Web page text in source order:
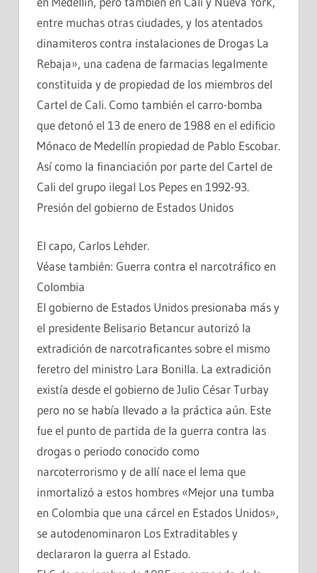
entre muchas otras ciudades, y los atentados
dinamiteros contra instalaciones de Drogas La
Rebaja», una cadena de farmacias legalmente
constituida y de propiedad de los miembros del
Cartel de Cali. Como también el carro-bomba
que detonó el 13 de enero de 1988 en el edificio
Mónaco de Medellín propiedad de Pablo Escobar.
Así como la financiación por parte del Cartel de
Cali del grupo ilegal Los Pepes en 1992-93.
Presión del gobierno de Estados Unidos
El capo, Carlos Lehder.
Véase también: Guerra contra el narcotráfico en
Colombia
El gobierno de Estados Unidos presionaba más y
el presidente Belisario Betancur autorizó la
extradición de narcotraficantes sobre el mismo
feretro del ministro Lara Bonilla. La extradición
existía desde el gobierno de Julio César Turbay
pero no se había llevado a la práctica aún. Este
fue el punto de partida de la guerra contra las
drogas o periodo conocido como
narcoterrorismo y de allí nace el lema que
inmortalizó a estos hombres «Mejor una tumba
en Colombia que una cárcel en Estados Unidos»,
se autodenominaron Los Extraditables y
declararon la guerra al Estado.